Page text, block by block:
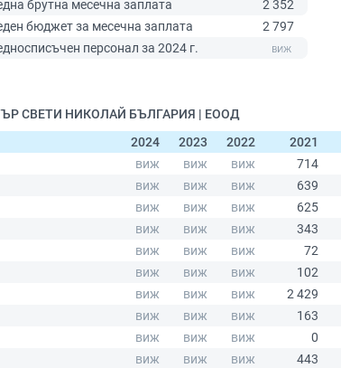
брутна месечна заплата
2 352
бюджет за месечна заплата
2 797
персонал за 2024 г.
СВЕТИ НИКОЛАЙ БЪЛГАРИЯ | ЕООД
2024
2023 2022
2021